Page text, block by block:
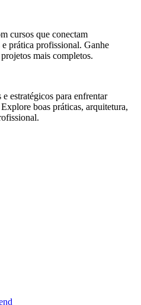
cursos que conectam
prática profissional. Ganhe
mais completos.
estratégicos para enfrentar
boas práticas, arquitetura,